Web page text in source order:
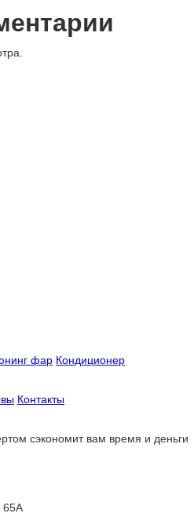
фар Кондиционер
Контакты
сэкономит вам время и деньги
65А